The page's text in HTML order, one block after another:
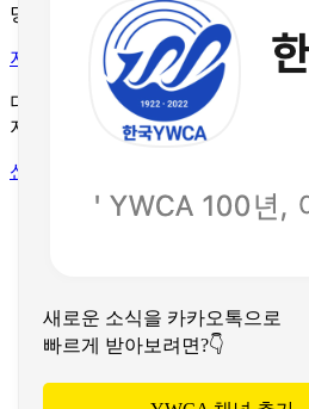
당신의 후원이 빛이 되어 세상은 더
지금 후원하기
더 나은 세상을 향한 YWCA의 이야
지금 웹진으로 만나보세요!
신청하기
이용약관
서울특별시 중구 명동길 73
(
회 회관(페이지명동) 4층
TEL 02-774-9702-7 FAX 02-
이메일 koreaywca@ywca.or.kr
새로운 소식을 카카오톡으로
빠르게 받아보려면?👇